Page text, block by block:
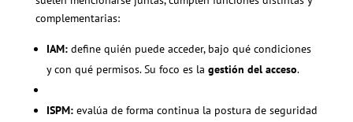
complementarias:
IAM:define quién puede acceder, bajo qué condiciones
y con qué permisos. Su foco es la gestión del acceso.
ISPM: evalúa de forma continua la postura de seguridad